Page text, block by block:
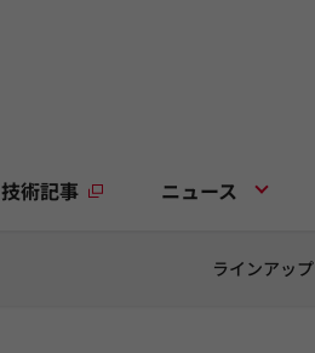
技術記事 ニュース
ラインアップ